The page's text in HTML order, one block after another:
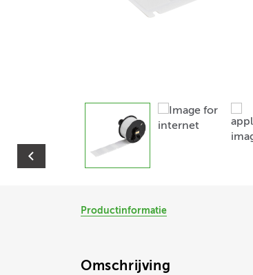
Productinformatie
Omschrijving